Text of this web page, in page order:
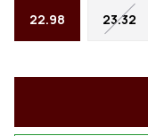
22.98 23.32